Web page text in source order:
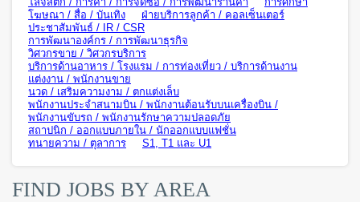
โฆษณา / สื่อ / บันเทิง
ฝ่ายบริการลูกค้า / คอลเซ็นเตอร์
ประชาสัมพันธ์ / IR / CSR
การพัฒนาองค์กร / การพัฒนาธุรกิจ
วิศวกรขาย / วิศวกรบริการ
บริการด้านอาหาร / โรงแรม / การท่องเที่ยว / บริการด้านงาน
แต่งงาน / พนักงานขาย
นวด / เสริมความงาม / ตกแต่งเล็บ
พนักงานประจำสนามบิน / พนักงานต้อนรับบนเครื่องบิน /
พนักงานขับรถ / พนักงานรักษาความปลอดภัย
สถาปนิก / ออกแบบภายใน / นักออกแบบแฟชั่น
ทนายความ / ตุลาการ
S1, T1 และ U1
FIND JOBS BY AREA